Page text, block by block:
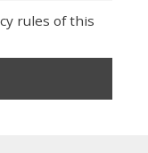
rules of this